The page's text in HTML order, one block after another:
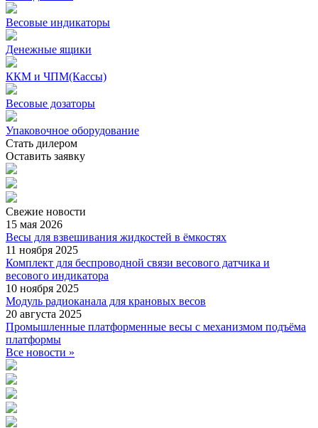
Весовые индикаторы
Денежные ящики
ККМ и ЧПМ(Кассы)
Весовые дозаторы
Упаковочное оборудование
Стать дилером
Оставить заявку
Свежие новости
15 мая 2026
Весы для взвешивания жидкостей в ёмкостях
11 ноября 2025
Комплект для беспроводной связи весового датчика и
весового индикатора
10 ноября 2025
Модуль радиоканала для крановых весов
20 августа 2025
Промышленные платформенные весы с механизмом подъёма
платформы
Все новости »